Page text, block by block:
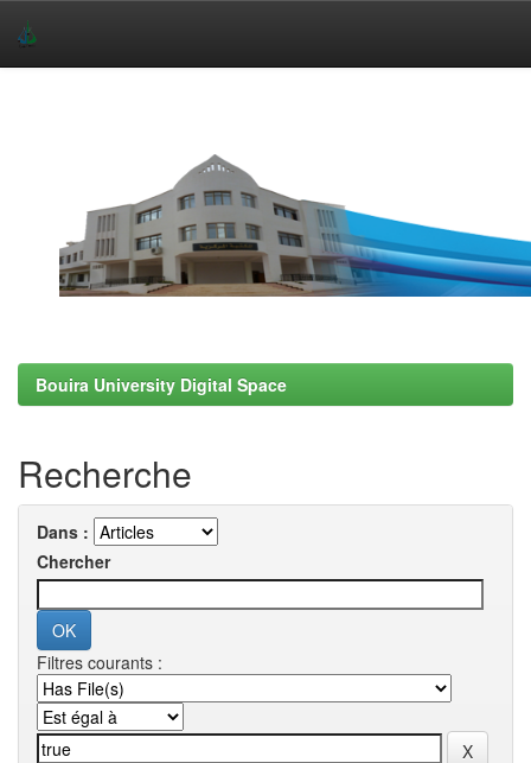
Bouira University Digital Space
Recherche
Dans :
Chercher
Filtres courants :